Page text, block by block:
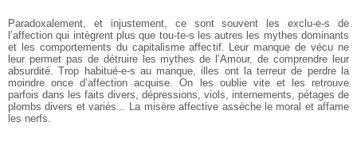
Paradoxalement, et injustement, ce sont souvent les exclu-e-s de
l’affection qui intègrent plus que tou-te-s les autres les mythes dominants
et les comportements du capitalisme affectif. Leur manque de vécu ne
leur permet pas de détruire les mythes de l’Amour, de comprendre leur
absurdité. Trop habitué-e-s au manque, illes ont la terreur de perdre la
moindre once d’affection acquise. On les oublie vite et les retrouve
parfois dans les faits divers, dépressions, viols, internements, pétages de
plombs divers et variés... La misère affective assèche le moral et affame
les nerfs.